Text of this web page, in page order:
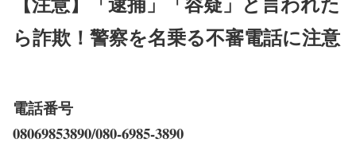
ら詐欺！警察を名乗る不審電話に注意
電話番号
08069853890/080-6985-3890